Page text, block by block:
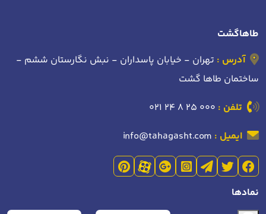
طاهاگشت
آدرس : تهران - خیابان پاسداران - نبش نگارستان ششم -
ساختمان طاها گشت
تلفن : 021 24 8 25 000
ایمیل : info@tahagasht.com
نمادها